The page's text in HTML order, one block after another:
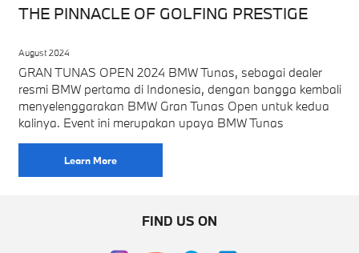
THE PINNACLE OF GOLFING PRESTIGE
August 2024
GRAN TUNAS OPEN 2024 BMW Tunas, sebagai dealer
resmi BMW pertama di Indonesia, dengan bangga kembali
menyelenggarakan BMW Gran Tunas Open untuk kedua
kalinya. Event ini merupakan upaya BMW Tunas
Learn More
FIND US ON